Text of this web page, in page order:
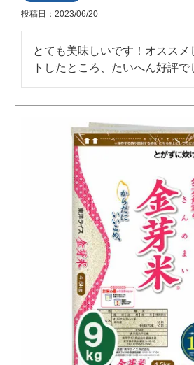
投稿日 2023/06/20
とても美味しいです！オススメ
トしたところ、たいへん好評で